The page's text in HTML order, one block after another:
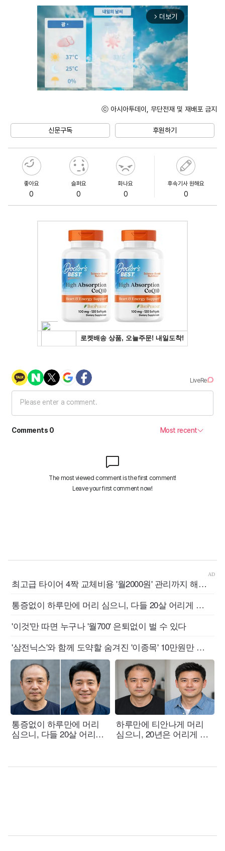
arrow_forward_ios 더보기
ⓒ 아시아투데이, 무단전재 및 재배포 금지
신문구독 후원하기
좋아요
0
슬퍼요
0
화나요
0
후속기사 원해요
0